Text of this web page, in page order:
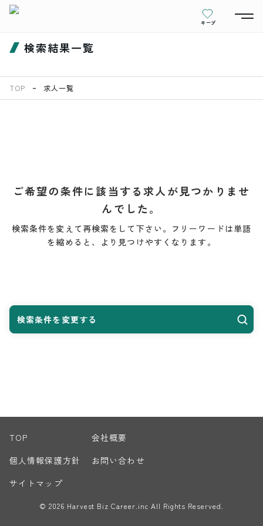
キープ
検索結果一覧
TOP 求人一覧
ご希望の条件に該当する求人が見つかりませ
んでした。
検索条件を変えて再検索をして下さい。フリーワードは単語
を縮めると、より見つけやすくなります。
検索条件を変更する
TOP
会社概要
個人情報保護方針
お問い合わせ
サイトマップ
© 2026 Harvest Biz Career.inc All Rights Reserved.